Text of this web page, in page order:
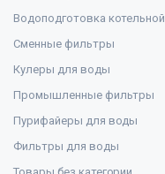
Водоподготовка котельной
Сменные фильтры
Кулеры для воды
Промышленные фильтры
Пурифайеры для воды
Фильтры для воды